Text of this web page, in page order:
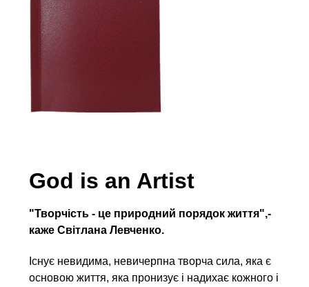
God is an Artist
"Творчість - це природний порядок життя",-
каже Світлана Левченко.
Існує невидима, невичерпна творча сила, яка є
основою життя, яка пронизує і надихає кожного і